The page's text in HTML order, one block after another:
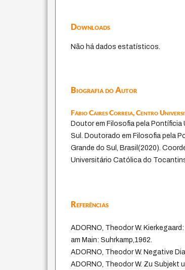
Downloads
Não há dados estatísticos.
Biografia do Autor
Fábio Caires Correia,Centro
Doutor em Filosofia pela
Sul. Doutorado em Filosofia pela
Grande do Sul, Brasil(2020).
Universitário Católica do
Referências
ADORNO, Theodor W.
am Main: Suhrkamp,1962.
ADORNO, Theodor W. Negative
ADORNO, Theodor W. Zu Subjekt